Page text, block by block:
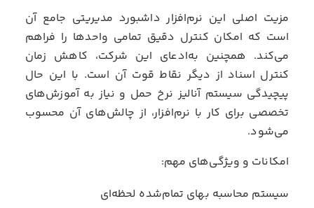
مزیت اصلی این نرم‌افزار داشبورد مدیریتی جامع آن
است که امکان کنترل دقیق تمامی واحدها را فراهم
می‌کند. همچنین به‌ادعای این شرکت، کاهش زمان
کنترل اسناد از دیگر نقاط قوت آن است. با این حال
پیچیدگی سیستم آنالیز نرخ حمل و نیاز به آموزش‌های
تخصصی برای کار با نرم‌افزار، از چالش‌های آن محسوب
می‌شود.
امکانات و ویژگی‌های مهم:
سیستم محاسبه بهای تمام‌شده لحظه‌ای